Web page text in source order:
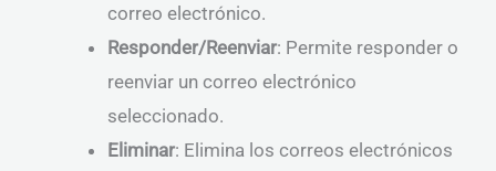
correo electrónico.
Responder/Reenviar: Permite responder o
reenviar un correo electrónico
seleccionado.
Eliminar: Elimina los correos electrónicos